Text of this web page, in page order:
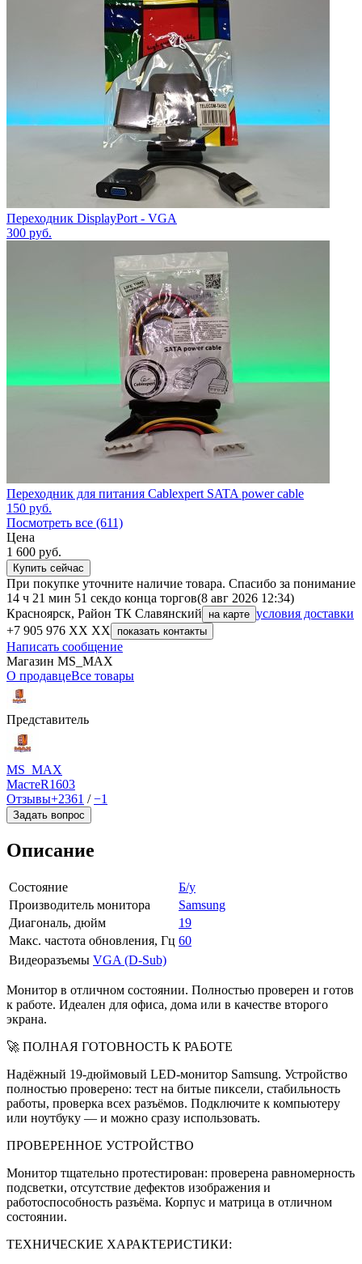
Переходник DisplayPort - VGA
300 руб.
Переходник для питания Cablexpert SATA power cable
150 руб.
Посмотреть все (611)
Цена
1 600 руб.
Купить сейчас
При покупке уточните наличие товара. Спасибо за понимание
14 ч 21 мин 51 секдо конца торгов(8 авг 2026 12:34)
Красноярск, Район ТК Славянский
на карте условия доставки
+7 905 976 XX XX
показать контакты
Написать сообщение
Магазин MS_MAX
О продавцеВсе товары
Представитель
MS_MAX
МастеR1603
Отзывы+2361 /−1
Задать вопрос
Описание
Состояние
Б/у
Производитель монитора
Samsung
Диагональ, дюйм
19
Макс. частота обновления, Гц 60
Видеоразъемы VGA (D-Sub)
Монитор в отличном состоянии. Полностью проверен и готов
к работе. Идеален для офиса, дома или в качестве второго
экрана.
🚀 ПОЛНАЯ ГОТОВНОСТЬ К РАБОТЕ
Надёжный 19-дюймовый LED-монитор Samsung. Устройство
полностью проверено: тест на битые пиксели, стабильность
работы, проверка всех разъёмов. Подключите к компьютеру
или ноутбуку — и можно сразу использовать.
ПРОВЕРЕННОЕ УСТРОЙСТВО
Монитор тщательно протестирован: проверена равномерность
подсветки, отсутствие дефектов изображения и
работоспособность разъёма. Корпус и матрица в отличном
состоянии.
ТЕХНИЧЕСКИЕ ХАРАКТЕРИСТИКИ: